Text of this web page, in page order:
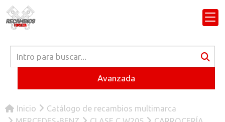
Avanzada
Inicio
Catálogo de recambios multimarca